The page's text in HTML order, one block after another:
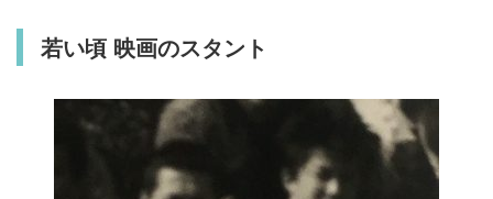
若い頃 映画のスタント